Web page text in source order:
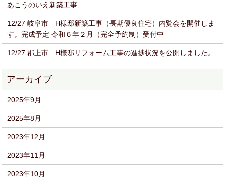
あこうのいえ新築工事
12/27 岐阜市 H様邸新築工事（長期優良住宅）内覧会を開催しま
す。完成予定 令和６年２月（完全予約制）受付中
12/27 郡上市 H様邸リフォーム工事の進捗状況を公開しました。
2025年9月
2025年8月
2023年12月
2023年11月
2023年10月